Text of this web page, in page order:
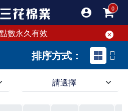
數永久有效
排序方式：
請選擇